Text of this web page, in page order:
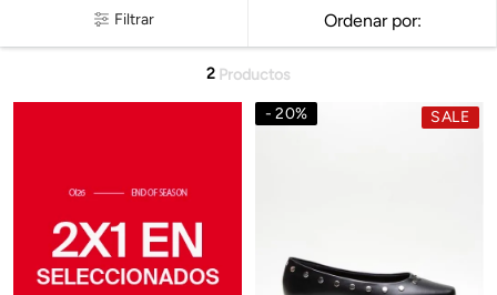
Filtrar Ordenar por
2 Productos
20% SALE